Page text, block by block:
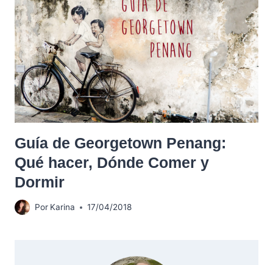
Guía de Georgetown Penang:
Qué hacer, Dónde Comer y
Dormir
Por Karina 17/04/2018